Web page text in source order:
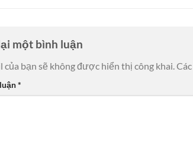
một bình luận
của bạn sẽ không được hiển thị công khai.
*